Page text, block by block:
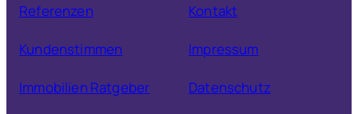
Referenzen
Kundenstimmen
Immobilien Ratgeber
Kontakt
Impressum
Datenschutz